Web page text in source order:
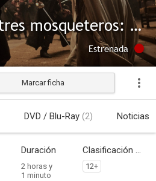
Los tres mosqueteros: D'Artagnan
Estrenada
Marcar ficha
DVD / Blu-Ray (2) Noticias
Duración
2 horas y
1 minuto
Clasificación por edades
12+